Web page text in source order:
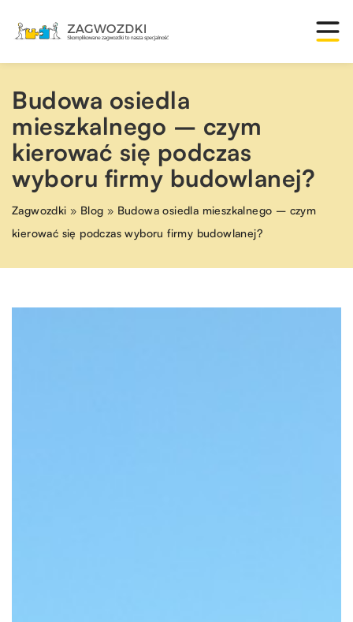
Budowa osiedla
mieszkalnego – czym
kierować się podczas
wyboru firmy budowlanej?
Zagwozdki » Blog » Budowa osiedla mieszkalnego – czym
kierować się podczas wyboru firmy budowlanej?